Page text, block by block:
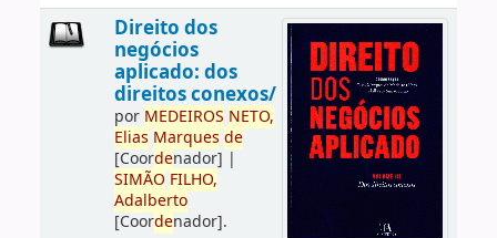
Direito dos
negócios
aplicado: dos
direitos conexos/
por MEDEIROS NETO,
Elias Marques de
[Coordenador] |
SIMÃO FILHO,
Adalberto
[Coordenador].